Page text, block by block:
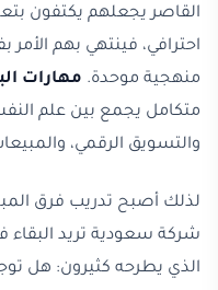
القاصر يجعلهم يكتفون
احترافي، فينتهي بهم الأمر
منهجية موحدة. مهارات
متكامل يجمع بين علم
والتسويق الرقمي،
لذلك أصبح تدريب فرق
شركة سعودية تريد البقاء
الذي يطرحه كثيرون: هل